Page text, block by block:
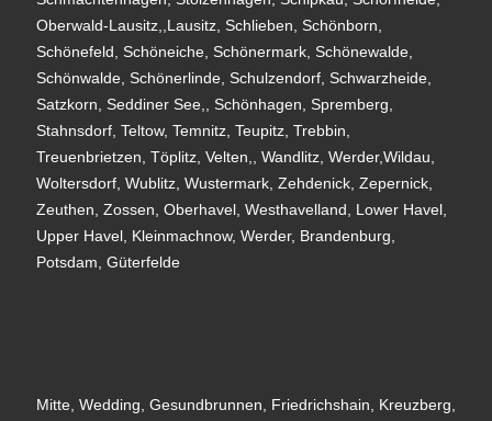
Oberwald-Lausitz,,Lausitz, Schlieben, Schönborn,
Schönefeld, Schöneiche, Schönermark, Schönewalde,
Schönwalde, Schönerlinde, Schulzendorf, Schwarzheide,
Satzkorn, Seddiner See,, Schönhagen, Spremberg,
Stahnsdorf, Teltow, Temnitz, Teupitz, Trebbin,
Treuenbrietzen, Töplitz, Velten,, Wandlitz, Werder,Wildau,
Woltersdorf, Wublitz, Wustermark, Zehdenick, Zepernick,
Zeuthen, Zossen, Oberhavel, Westhavelland, Lower Havel,
Upper Havel, Kleinmachnow, Werder, Brandenburg,
Potsdam, Güterfelde
Mitte, Wedding, Gesundbrunnen, Friedrichshain, Kreuzberg,